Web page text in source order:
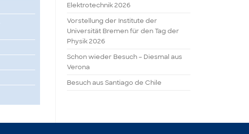
Elektrotechnik 2026
Vorstellung der Institute der
Universität Bremen für den Tag der
Physik 2026
Schon wieder Besuch – Diesmal aus
Verona
Besuch aus Santiago de Chile